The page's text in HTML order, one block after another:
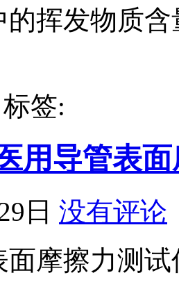
的挥发物质
标签:
用导管表
日 没有评论
面摩擦力测